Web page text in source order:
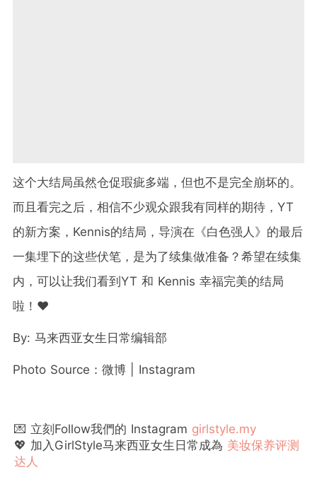
这个大结局虽然仓促瑕疵多端，但也不是完全崩坏的。
而且看完之后，相信不少观众跟我有同样的期待，YT
的新方案，Kennis的结局，导演在《白色强人》的最后
一集埋下的这些伏笔，是为了续集做准备？希望在续集
内，可以让我们看到YT 和 Kennis 幸福完美的结局
啦！❤️
By: 马来西亚女生日常编辑部
Photo Source：微博 | Instagram
💌 立刻Follow我們的 Instagram girlstyle.my
💖 加入GirlStyle马来西亚女生日常成為 美妆保养评测
达人